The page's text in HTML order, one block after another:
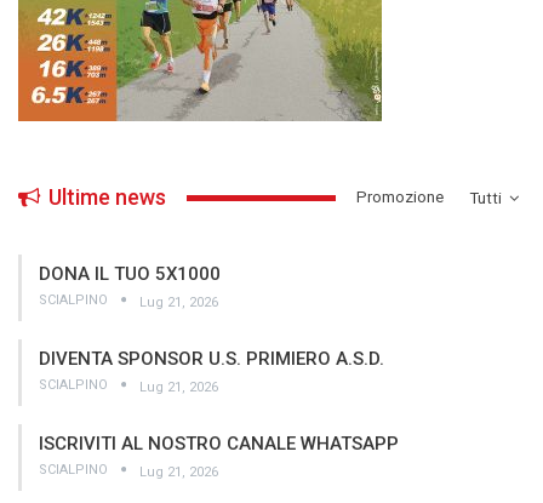
Tutti
Ultime news ­Promozione
DONA IL TUO 5X1000
SCIALPINO Lug 21, 2026
DIVENTA SPONSOR U.S. PRIMIERO A.S.D.
SCIALPINO Lug 21, 2026
ISCRIVITI AL NOSTRO CANALE WHATSAPP
SCIALPINO Lug 21, 2026